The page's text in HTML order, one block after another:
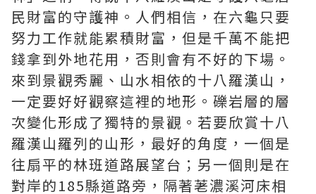
民財富的守護神。人們相信，在六龜只要
努力工作就能累積財富，但是千萬不能把
錢拿到外地花用，否則會有不好的下場。
來到景觀秀麗、山水相依的十八羅漢山，
一定要好好觀察這裡的地形。礫岩層的層
次變化形成了獨特的景觀。若要欣賞十八
羅漢山羅列的山形，最好的角度，一個是
往扇平的林班道路展望台；另一個則是在
對岸的185縣道路旁，隔著荖濃溪河床相